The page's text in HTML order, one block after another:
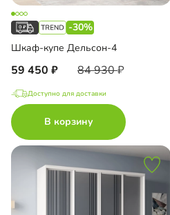
-30%
Шкаф-купе Дельсон-4
59 450 84 930
Доступно для доставки
В корзину